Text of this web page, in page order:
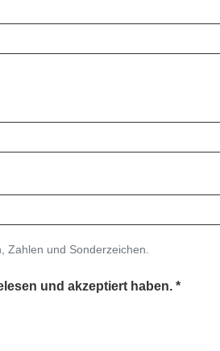
und Sonderzeichen.
und akzeptiert haben.